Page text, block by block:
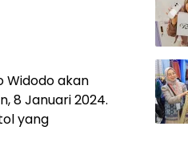
Widodo akan
8 Januari 2024.
yang